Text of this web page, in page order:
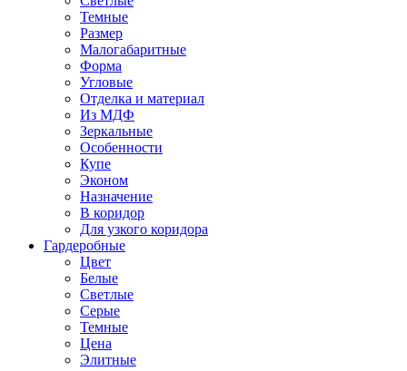
Темные
Размер
Малогабаритные
Форма
Угловые
Отделка и материал
Из МДФ
Зеркальные
Особенности
Купе
Эконом
Назначение
В коридор
Для узкого коридора
Гардеробные
Цвет
Белые
Светлые
Серые
Темные
Цена
Элитные